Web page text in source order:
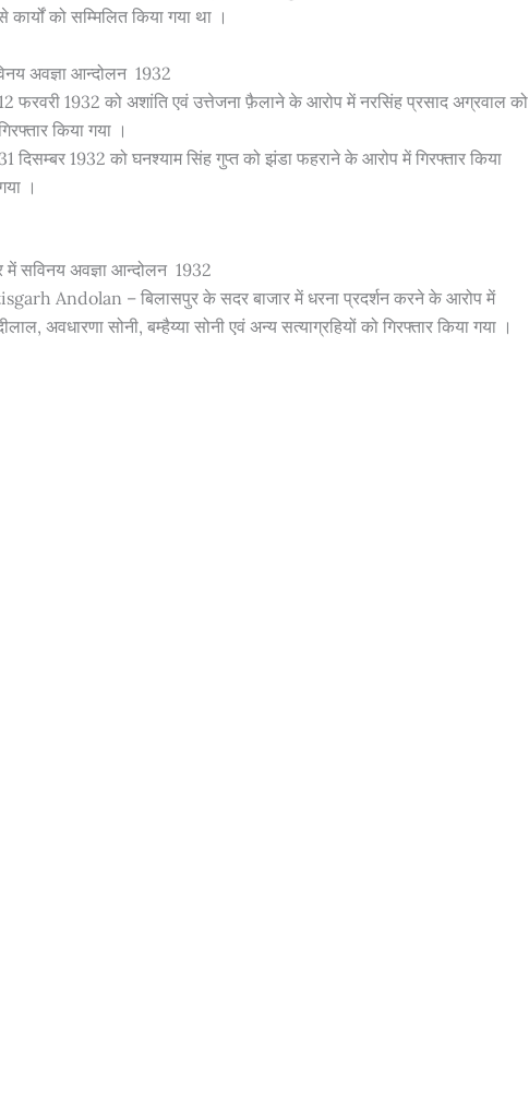
को सम्मिलित किया गया था ।
अवज्ञा आन्दोलन 1932
फरवरी 1932 को अशांति एवं उत्तेजना फ़ैलाने के आरोप में नरसिंह प्रसाद अग्रवाल को
किया गया ।
31 दिसम्बर 1932 को घनश्याम सिंह गुप्त को झंडा फहराने के आरोप में गिरफ्तार किया
।
में सविनय अवज्ञा आन्दोलन 1932
Andolan – बिलासपुर के सदर बाजार में धरना प्रदर्शन करने के आरोप में
अवधारणा सोनी, बम्हैय्या सोनी एवं अन्य सत्याग्रहियों को गिरफ्तार किया गया ।